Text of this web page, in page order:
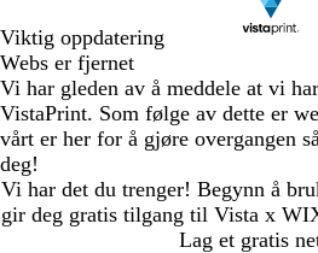
Viktig oppdatering
Webs er fjernet
Vi har gleden av å meddele at vi
VistaPrint. Som følge av dette er
vårt er her for å gjøre overgangen
deg!
Vi har det du trenger! Begynn å
gir deg gratis tilgang til Vista x
Lag et gratis